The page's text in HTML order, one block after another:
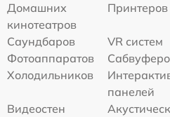
Домашних
кинотеатров
Принтеров
Саундбаров
VR систем
Фотоаппаратов
Холодильников
панелей
Видеостен